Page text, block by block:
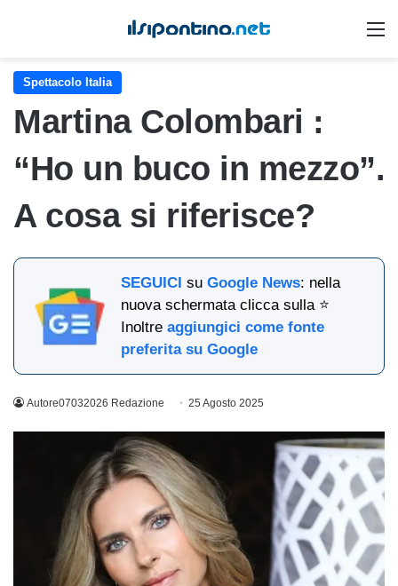
Spettacolo Italia
Martina Colombari :
“Ho un buco in mezzo”.
A cosa si riferisce?
SEGUICI suGoogle News: nella
nuova schermata clicca sulla ⭐
Inoltreaggiungici come fonte
preferita su Google
Autore07032026 Redazione 25 Agosto 2025